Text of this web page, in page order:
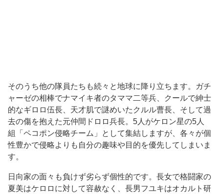
そのうち他の隊員たちも続々と地球に降り立ちます。ガチ
ャーゼの相棒でナマイキ者のタママ二等兵、クールで紳士
的なギロロ伍長、天才肌で謎めいたクルル曹長、そして過
去の傷を抱えた元仲間ドロロ兵長。5人がケロン星の5人
組「ペコポン侵略チーム」として集結しますが、各々が個
性豊かで侵略よりも自分の趣味や目的を優先してしまいま
す。
日向家の面々も負けず劣らず個性的です。長女で格闘家の
夏美はケロロに対して容赦なく、長男フユキはオカルト研